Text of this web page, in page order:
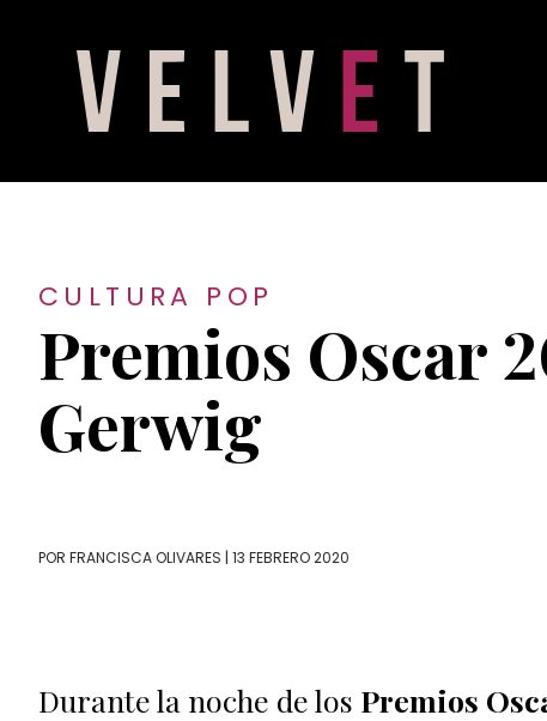
CULTURA POP
Premios Oscar
Gerwig
POR FRANCISCA OLIVARES | 13 FEBRERO 2020
Durante la noche de los Premios